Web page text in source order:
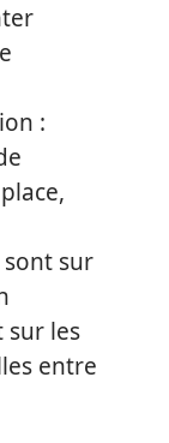
:
sont sur
sur les
entre